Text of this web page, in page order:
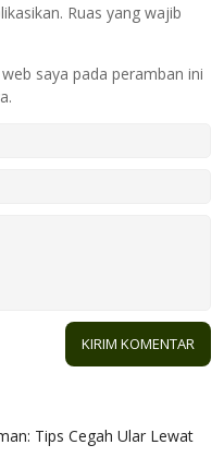
Ruas yang wajib
saya pada peramban ini
Tips Cegah Ular Lewat